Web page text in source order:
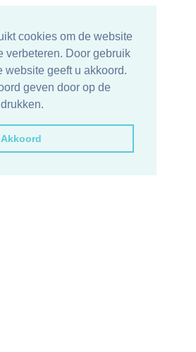
cookies om de website
verbeteren. Door gebruik
website geeft u akkoord.
geven door op de
Akkoord